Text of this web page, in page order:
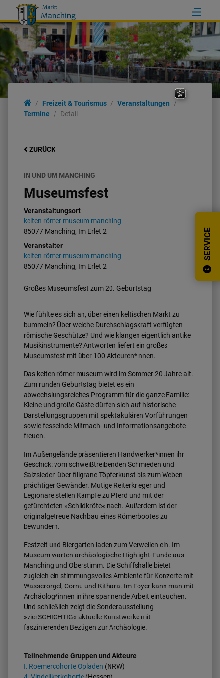
SERVICE
Freizeit & Tourismus
Veranstaltungen
Termine
Detail
ZURÜCK
IN UND UM MANCHING
Museumsfest
Großes Museumsfest zum 20. Geburtstag
Wie fühlte es sich an, über einen keltischen Markt zu
bummeln? Über welche Durchschlagskraft verfügten
römische Geschütze? Und wie klangen eigentlich antike
Musikinstrumente? Antworten liefert ein großes
Museumsfest mit über 100 Akteuren*innen.
Das kelten römer museum wird im Sommer 20 Jahre alt.
Zum runden Geburtstag bietet es ein
abwechslungsreiches Programm für die ganze Familie:
Kleine und große Gäste dürfen sich auf historische
Darstellungsgruppen mit spektakulären Vorführungen
sowie fesselnde Mitmach- und Informationsangebote
freuen.
Im Außengelände präsentieren Handwerker*innen ihr
Geschick: vom schweißtreibenden Schmieden und
Salzsieden über filigrane Töpferkunst bis zum Weben
prächtiger Gewänder. Mutige Reiterkrieger und
Legionäre stellen Kämpfe zu Pferd und mit der
gefürchteten »Schildkröte« nach. Außerdem ist der
originalgetreue Nachbau eines Römerbootes zu
bewundern.
Festzelt und Biergarten laden zum Verweilen ein. Im
Museum warten archäologische Highlight-Funde aus
Manching und Oberstimm. Die Schiffshalle bietet
zugleich ein stimmungsvolles Ambiente für Konzerte mit
Wasserorgel, Cornu und Kithara. Im Foyer kann man mit
Archäolog*innen in ihre spannende Arbeit eintauchen.
Und schließlich zeigt die Sonderausstellung
»vierSCHICHTIG« aktuelle Kunstwerke mit
faszinierenden Bezügen zur Archäologie.
Teilnehmende Gruppen und Akteure
I. Roemercohorte Opladen (NRW)
Veranstaltungsort
kelten römer museum manching
85077 Manching, Im Erlet 2
Veranstalter
kelten römer museum manching
85077 Manching, Im Erlet 2